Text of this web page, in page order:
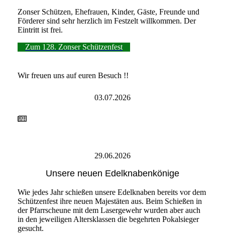
Zonser Schützen, Ehefrauen, Kinder, Gäste, Freunde und
Förderer sind sehr herzlich im Festzelt willkommen. Der
Eintritt ist frei.
Zum 128. Zonser Schützenfest
Wir freuen uns auf euren Besuch !!
03.07.2026
29.06.2026
Unsere neuen Edelknabenkönige
Wie jedes Jahr schießen unsere Edelknaben bereits vor dem
Schützenfest ihre neuen Majestäten aus. Beim Schießen in
der Pfarrscheune mit dem Lasergewehr wurden aber auch
in den jeweiligen Altersklassen die begehrten Pokalsieger
gesucht.